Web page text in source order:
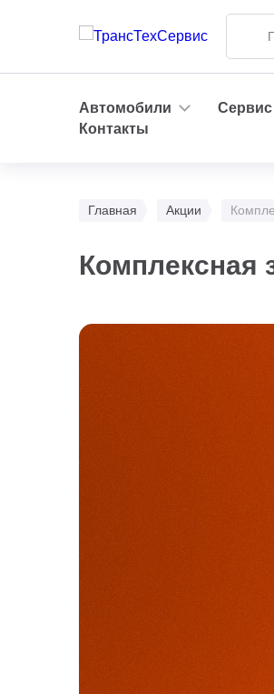
Автомобили Сервис
Контакты
Главная Акции
Комплексная